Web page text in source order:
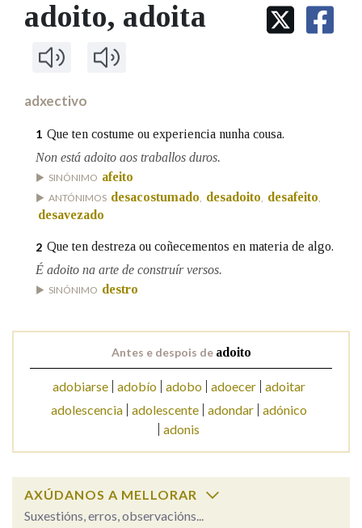
IDENTIDADE CORPORATIVA
MARCIAL DEL ADALID
FIGURAS HOMENAXEADAS
Facebook
TwitterYoutubeInstagram
Bluesky
BUSCAR NOS LEMAS
Comeza por
Contén
BUSCAR NO CONTIDO
Nas definicións
Na fraseoloxía
OUTRAS OPCIÓNS DE BUSCA
Marcas gramaticais
adoito, adoita
adxectivo
1 Que ten costume ou experiencia nunha cousa.
Non está adoito aos traballos duros.
SINÓNIMO afeito
ANTÓNIMOS desacostumado desadoito desafeito
desavezado
2 Que ten destreza ou coñecementos en materia de algo.
É adoito na arte de construír versos.
SINÓNIMO destro
Antes e despois de adoito
adobiarse adobío adobo adoecer adoitar
adolescencia adolescente adondar adónico
adonis
AXÚDANOS A MELLORAR
Suxestións, erros, observacións...